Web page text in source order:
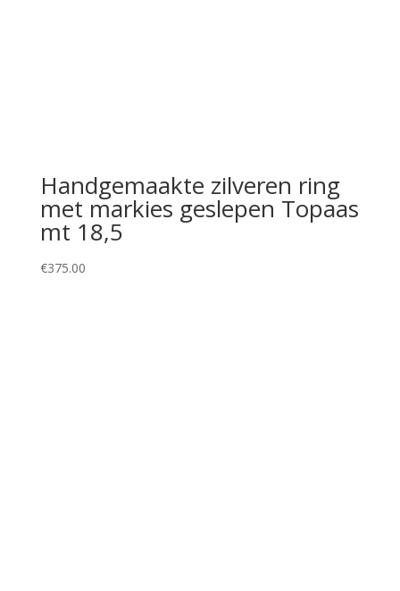
Handgemaakte zilveren ring
met markies geslepen Topaas
mt 18,5
€375.00